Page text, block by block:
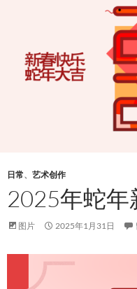
日常、 艺术创作
2025年蛇年
图片 2025年1月31日